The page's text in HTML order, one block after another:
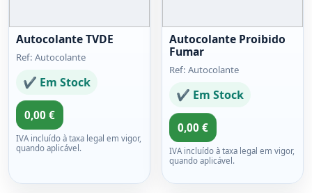
Autocolante TVDE
Ref: Autocolante
✔ Em Stock
0,00 €
IVA incluído à taxa legal em vigor,
quando aplicável.
Autocolante Proibido
Fumar
Ref: Autocolante
✔ Em Stock
0,00 €
IVA incluído à taxa legal em vigor,
quando aplicável.